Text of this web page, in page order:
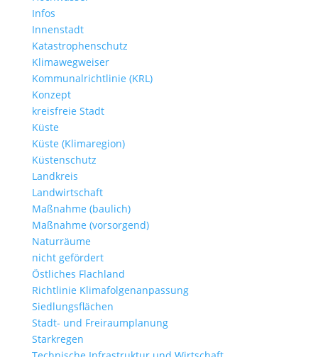
Infos
Innenstadt
Katastrophenschutz
Klimawegweiser
Kommunalrichtlinie (KRL)
Konzept
kreisfreie Stadt
Küste
Küste (Klimaregion)
Küstenschutz
Landkreis
Landwirtschaft
Maßnahme (baulich)
Maßnahme (vorsorgend)
Naturräume
nicht gefördert
Östliches Flachland
Richtlinie Klimafolgenanpassung
Siedlungsflächen
Stadt- und Freiraumplanung
Starkregen